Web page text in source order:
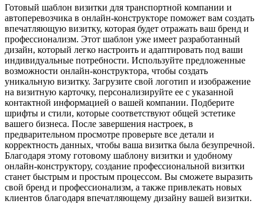
Готовый шаблон визитки для транспортной компании и
автоперевозчика в онлайн-конструкторе поможет вам создать
впечатляющую визитку, которая будет отражать ваш бренд и
профессионализм. Этот шаблон уже имеет разработанный
дизайн, который легко настроить и адаптировать под ваши
индивидуальные потребности. Используйте предложенные
возможности онлайн-конструктора, чтобы создать
уникальную визитку. Загрузите свой логотип и изображение
на визитную карточку, персонализируйте ее с указанной
контактной информацией о вашей компании. Подберите
шрифты и стили, которые соответствуют общей эстетике
вашего бизнеса. После завершения настроек, в
предварительном просмотре проверьте все детали и
корректность данных, чтобы ваша визитка была безупречной.
Благодаря этому готовому шаблону визитки и удобному
онлайн-конструктору, создание профессиональной визитки
станет быстрым и простым процессом. Вы сможете выразить
свой бренд и профессионализм, а также привлекать новых
клиентов благодаря впечатляющему дизайну вашей визитки.